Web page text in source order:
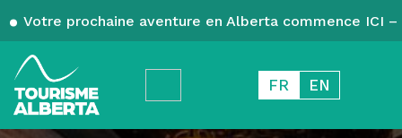
Votre prochaine aventure en Alberta commence ICI
FR EN